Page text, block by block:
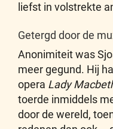
liefst in volstrekte
Getergd door de
Anonimiteit was
meer gegund. Hij
opera Lady
toerde inmiddels
door de wereld,